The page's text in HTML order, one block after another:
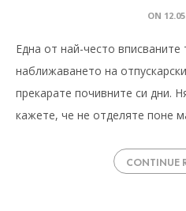
ON
Една от най-често вписваните
наближаването на
прекарате почивните си дни.
кажете, че не отделяте поне
CONTINUE